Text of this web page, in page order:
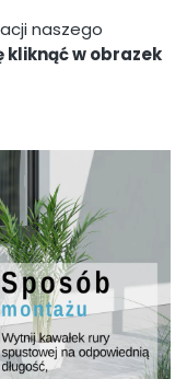
naszego
kliknąć w obrazek